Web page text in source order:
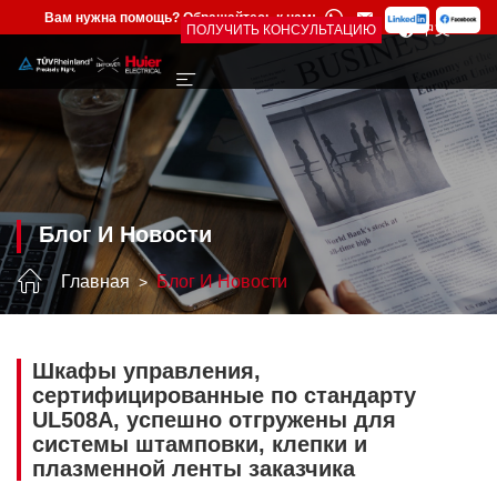
Вам нужна помощь? Обращайтесь к нам:
ПОЛУЧИТЬ КОНСУЛЬТАЦИЮ 中文
Блог И Новости
Главная Блог И Новости
Шкафы управления,
сертифицированные по стандарту
UL508A, успешно отгружены для
системы штамповки, клепки и
плазменной ленты заказчика